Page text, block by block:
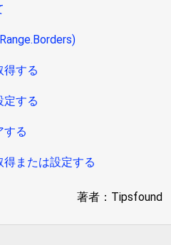
得する
定する
する
または設定する
著者：Tipsfound